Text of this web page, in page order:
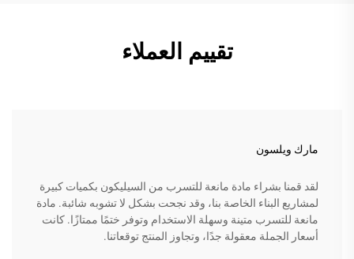
تقييم العملاء
مارك ويلسون
لقد قمنا بشراء مادة مانعة للتسرب من السيليكون بكميات كبيرة
لمشاريع البناء الخاصة بنا، وقد نجحت بشكل لا تشوبه شائبة. مادة
مانعة للتسرب متينة وسهلة الاستخدام وتوفر ختمًا ممتازًا. كانت
أسعار الجملة معقولة جدًا، وتجاوز المنتج توقعاتنا.